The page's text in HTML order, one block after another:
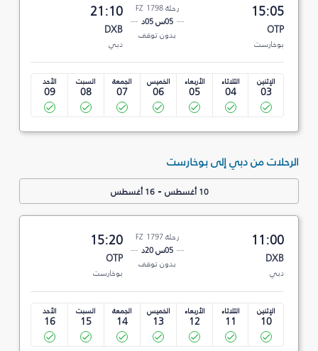
15:05
OTP
بوخارست
رحلة FZ 1798
05س 05د
بدون توقف
21:10
DXB
دبي
الإثنين
03
الثلاثاء
04
الأربعاء
05
الخميس
06
الجمعة
07
السبت
08
الأحد
09
الرحلات من دبي إلى بوخارست
10 أغسطس -16 أغسطس
11:00
DXB
دبي
رحلة FZ 1797
05س 20د
بدون توقف
15:20
OTP
بوخارست
الإثنين
10
الثلاثاء
11
الأربعاء
12
الخميس
13
الجمعة
14
السبت
15
الأحد
16